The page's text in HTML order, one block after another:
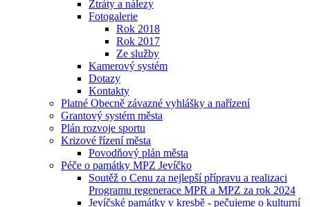
Ztráty a nálezy
Fotogalerie
Rok 2018
Rok 2017
Ze služby
Kamerový systém
Dotazy
Kontakty
Platné Obecně závazné vyhlášky a nařízení
Grantový systém města
Plán rozvoje sportu
Krizové řízení města
Povodňový plán města
Péče o památky MPZ Jevíčko
Soutěž o Cenu za nejlepší přípravu a realizaci
Programu regenerace MPR a MPZ za rok 2024
Jevíčské památky v kresbě - pečujeme o kulturní